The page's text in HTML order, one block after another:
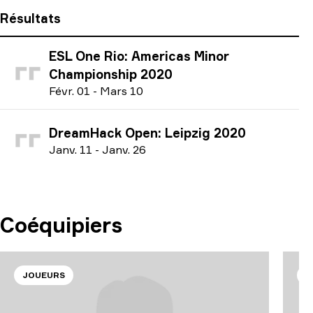
Résultats
ESL One Rio: Americas Minor
Championship 2020
Févr. 01 - Mars 10
DreamHack Open: Leipzig 2020
Janv. 11 - Janv. 26
Coéquipiers
JOUEURS